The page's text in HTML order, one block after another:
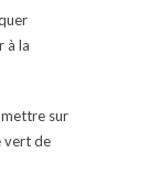
à la
mettre sur
vert de